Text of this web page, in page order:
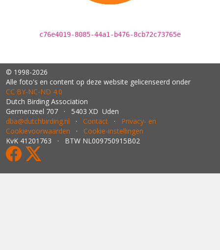
c76e4019-8085-44a1-b476-8cb72c73765e
© 1998-2026
Alle foto's en content op deze website gelicenseerd onder
CC BY‑NC‑ND 4.0
Dutch Birding Association
Germenzeel 707 · 5403 XD Uden
dba@dutchbirding.nl · Contact · Privacy- en
Cookievoorwaarden · Cookie-instellingen
KvK 41201763 · BTW NL009750915B02